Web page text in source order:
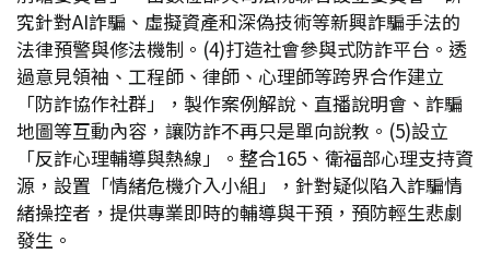
究針對AI詐騙、虛擬資產和深偽技術等新興詐騙手法的
法律預警與修法機制。(4)打造社會參與式防詐平台。透
過意見領袖、工程師、律師、心理師等跨界合作建立
「防詐協作社群」，製作案例解說、直播說明會、詐騙
地圖等互動內容，讓防詐不再只是單向說教。(5)設立
「反詐心理輔導與熱線」。整合165、衛福部心理支持資
源，設置「情緒危機介入小組」，針對疑似陷入詐騙情
緒操控者，提供專業即時的輔導與干預，預防輕生悲劇
發生。